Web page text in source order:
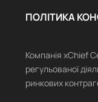
ПОЛІТИКА
Компанія xChief
регульованої
ринкових